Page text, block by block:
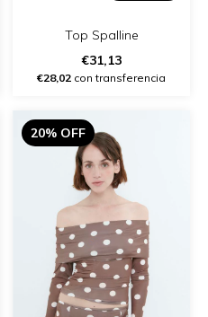
Top Spalline
€31,13
€28,02 con transferencia
20% OFF